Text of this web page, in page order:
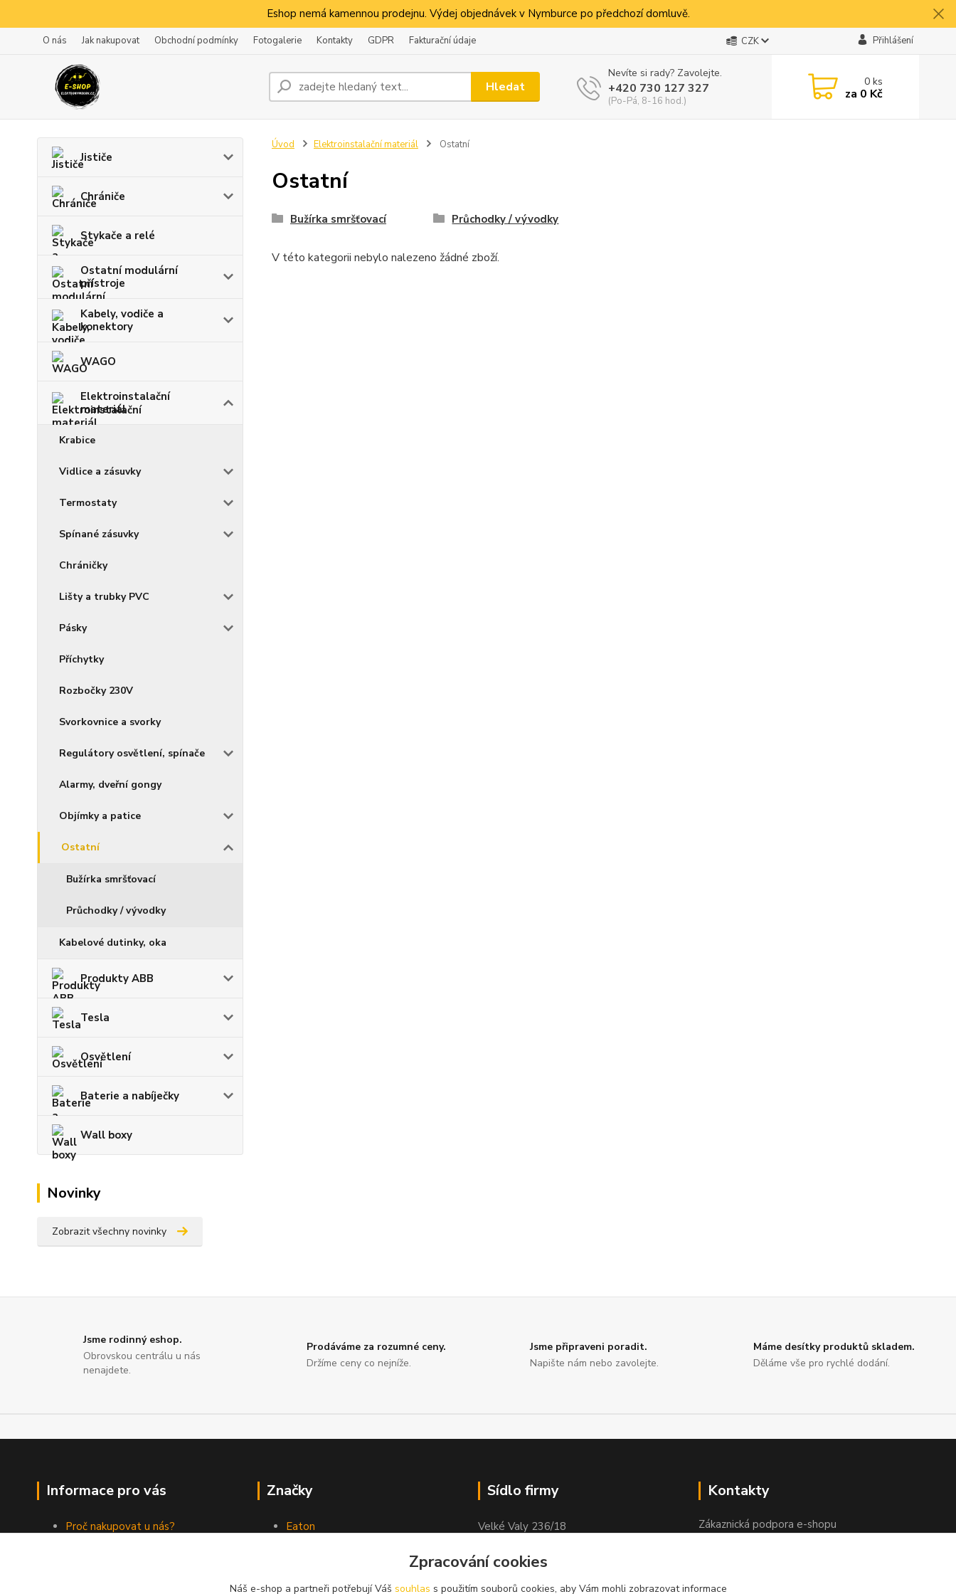
Eshop nemá kamennou prodejnu. Výdej objednávek v Nymburce po předchozí domluvě.
O nás Jak nakupovat Obchodní podmínky Fotogalerie Kontakty GDPR Fakturační údaje CZK Přihlášení
Hledat
Nevíte si rady? Zavolejte.
+420 730 127 327
(Po-Pá, 8-16 hod.)
0ks
za 0 Kč
Jističe
Chrániče
Stykače a relé
Ostatní modulární
přístroje
Kabely, vodiče a
konektory
WAGO
Elektroinstalační
materiál
Krabice
Vidlice a zásuvky
Termostaty
Spínané zásuvky
Chráničky
Lišty a trubky PVC
Pásky
Příchytky
Rozbočky 230V
Svorkovnice a svorky
Regulátory osvětlení, spínače
Alarmy, dveřní gongy
Objímky a patice
Ostatní
Bužírka smršťovací
Průchodky / vývodky
Kabelové dutinky, oka
Produkty ABB
Tesla
Osvětlení
Baterie a nabíječky
Wall boxy
Novinky
Zobrazit všechny novinky
Úvod Elektroinstalační materiál Ostatní
Ostatní
Bužírka smršťovací Průchodky / vývodky
V této kategorii nebylo nalezeno žádné zboží.
Jsme rodinný eshop.
Obrovskou centrálu u nás
nenajdete.
Prodáváme za rozumné ceny.
Držíme ceny co nejníže.
Jsme připraveni poradit.
Napište nám nebo zavolejte.
Máme desítky produktů skladem.
Děláme vše pro rychlé dodání.
Informace pro vás
Proč nakupovat u nás?
Značky
Eaton
Sídlo firmy
Velké Valy 236/18
Nymburk
288 02
Kontakty
Zákaznická podpora e-shopu
info@elektronymburk.cz
Zpracování cookies
Náš e-shop a partneři potřebují Váš souhlas s použitím souborů cookies, aby Vám mohli zobrazovat informace